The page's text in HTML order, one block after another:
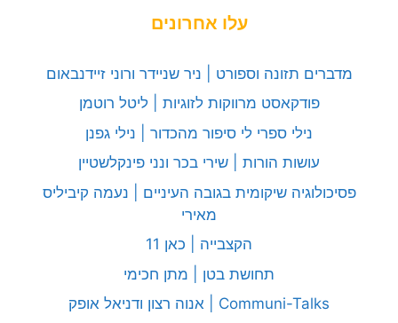
עלו אחרונים
מדברים תזונה וספורט | ניר שניידר ורוני זיידנבאום
פודקאסט מרווקות לזוגיות | ליטל רוטמן
נילי ספרי לי סיפור מהכדור | נילי גפנן
עושות הורות | שירי בכר ונני פינקלשטיין
פסיכולוגיה שיקומית בגובה העיניים | נעמה קיביליס
מאירי
הקצבייה | כאן 11
תחושת בטן | מתן חכימי
Communi-Talks | אנוה רצון ודניאל אופק